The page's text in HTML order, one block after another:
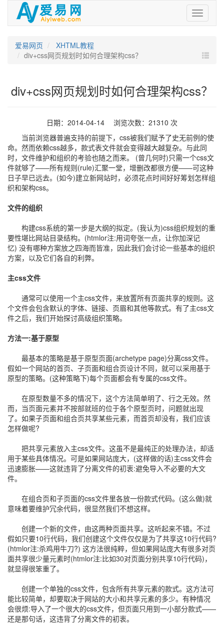
爱
易
爱易网页
XHTML教程
div+css网页规划时如何合理架构css？
div+css网页规划时如何合理架构css？
日期：2014-04-14 浏览次数：21310 次
当前浏览器普遍支持的前提下，css被我们赋予了史无前例的使
命。然而依赖css越多，款式表文件就会变得越大越复杂。与此同
时，文件维护和组织的考验也随之而来。 (曾几何时)只需一个css文
件就够了——所有规则(rule)汇聚一堂，增删改都很方便——可这种
日子早已远去。(如今)建立新网站时，必须花点时间好好筹划怎样组
织和架构css。
文件的组织
构建css系统的第一步是大纲的拟定。(我认为)css组织规划的重
要性堪比网站目录结构。(htmlor注:用词夸张一点，让你加深记
忆) 没有哪种方案放之四海而皆准，因此我们会讨论一些基本的组织
方案，以及它们各自的利弊。
主css文件
通常可以使用一个主css文件，来放置所有页面共享的规则。这
个文件会包含默认的字体、链接、页眉和其他等款式。有了主css文
件之后，我们开始探讨高级组织策略。
方法一:基于原型
最基本的策略是基于原型页面(archetype page)分离css文件。
假如一个网站的首页、子页面和组合页设计不同，就可以采用基于
原型的策略。(这种策略下)每个页面都会有专属的css文件。
在原型数量不多的情况下，这个方法简单明了、行之无效。然
而，当页面元素并不按部就班的位于各个原型页时，问题就出现
了。如果子页面和组合页共享某些元素，而首页却没有，我们应该
怎样做呢?
把共享元素放入主css文件。这虽不是最纯正的处理办法，却适
用于某些具体情况。可是如果网站庞大，(这样做的话)主css文件会
迅速膨胀——这就违背了分离文件的初衷:避免导入不必要的大文
件。
在组合页和子页面的css文件里各放一份款式代码。(这么做)就
意味着要维护冗余代码，很显然我们不想这样。
创建一个新的文件，由这两种页面共享。这听起来不错。不过
假如只要10行代码，我们创建这个文件仅仅是为了共享这10行代码?
(htmlor注:杀鸡用牛刀?) 这方法很纯粹，但如果网站庞大有很多对页
面共享很少量元素时(htmlor注:比如30对页面分别共享10行代码)，
就显得很笨重了。
创建一个单独的css文件，包含所有共享元素的款式。这方法可
能比较简单，却要取决于网站的大小和共享元素的多少。有种情况
会很烦:导入了一个很大的css文件，但页面只用到一小部分款式——
还是那句话，这违背了分离文件的初衷。